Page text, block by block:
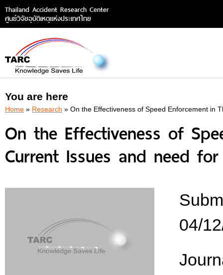
Thailand Accident Research Center
ศูนย์วิจัยอุบัติเหตุแห่งประเทศไทย
You are here
Home » Research » On the Effectiveness of Speed Enforcement in
On the Effectiveness of
Current Issues and need
04/